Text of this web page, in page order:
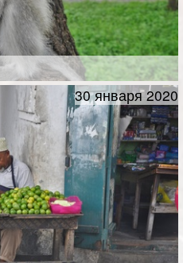
30 января 2020